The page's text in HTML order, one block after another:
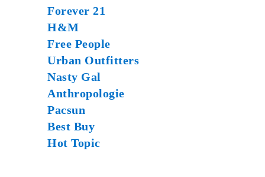
Forever 21
H&M
Free People
Urban Outfitters
Nasty Gal
Anthropologie
Pacsun
Best Buy
Hot Topic